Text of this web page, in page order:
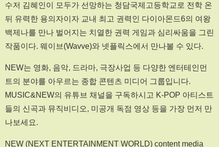
수저 김혜인이 모두가 선망하는 청담국제고등학교로 전학 온
뒤 유력한 용의자이자 교내 최고 권력인 다이아몬드6의 여왕
백제나를 만나 벌어지는 치열한 권력 게임과 심리싸움을 그린
작품이다. 웨이브(Wavve)와 넷플릭스에서 만나볼 수 있다.
NEW는 영화, 음악, 드라마, 극장사업 등 다양한 엔터테인먼
트의 분야를 아우르는 종합 콘텐츠 미디어 그룹입니다.
MUSIC&NEW의 유튜브 채널을 구독하시고 K-POP 아티스트
들의 신곡과 뮤직비디오, 미공개 독점 영상 등을 가장 먼저 만
나보세요.
NEW (NEXT ENTERTAINMENT WORLD) content media